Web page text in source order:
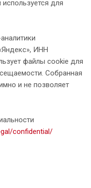
для
ИНН
файлы cookie для
Собранная
и не позволяет
confidential/